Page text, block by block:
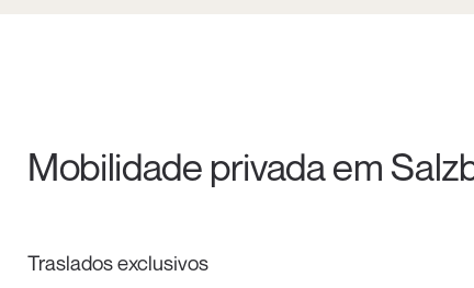
Mobilidade privada em
Traslados exclusivos